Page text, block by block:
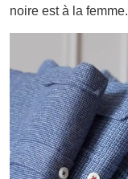
noire est à la